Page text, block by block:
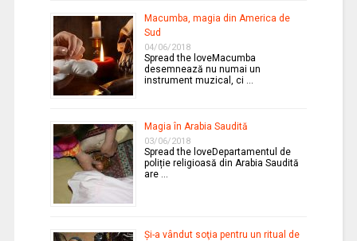
Macumba, magia din America de
Sud
04/06/2018
Spread the loveMacumba
desemnează nu numai un
instrument muzical, ci …
Magia în Arabia Saudită
03/06/2018
Spread the loveDepartamentul de
poliție religioasă din Arabia Saudită
are …
Şi-a vândut soţia pentru un ritual de